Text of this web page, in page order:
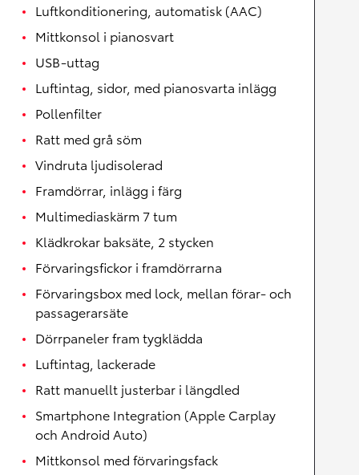
Luftkonditionering, automatisk (AAC)
Mittkonsol i pianosvart
USB-uttag
Luftintag, sidor, med pianosvarta inlägg
Pollenfilter
Ratt med grå söm
Vindruta ljudisolerad
Framdörrar, inlägg i färg
Multimediaskärm 7 tum
Klädkrokar baksäte, 2 stycken
Förvaringsfickor i framdörrarna
Förvaringsbox med lock, mellan förar- och
passagerarsäte
Dörrpaneler fram tygklädda
Luftintag, lackerade
Ratt manuellt justerbar i längdled
Smartphone Integration (Apple Carplay
och Android Auto)
Mittkonsol med förvaringsfack